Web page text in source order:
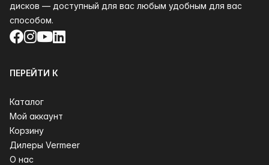
дисков — доступный для вас любым удобным для вас
способом.
Facebook
Instagram
YouTube
LinkedIn
ПЕРЕЙТИ К
Каталог
Мой аккаунт
Корзину
Дилеры Vermeer
О нас